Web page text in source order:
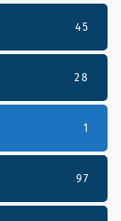
45
28
1
97